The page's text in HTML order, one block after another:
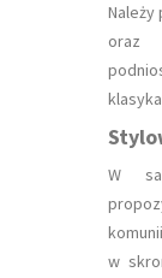
Należy
oraz
W
w